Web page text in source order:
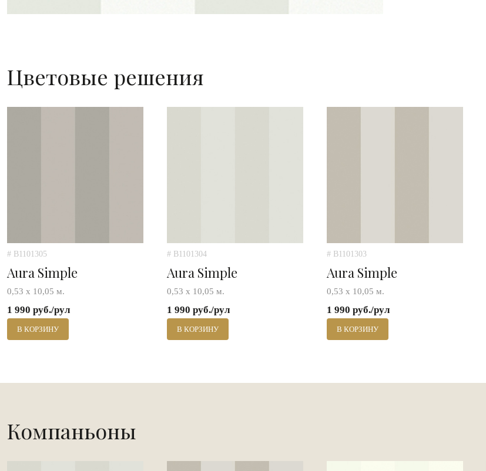
Цветовые решения
# B1101305
Aura Simple
0,53 х 10,05 м.
1 990 руб./рул
В КОРЗИНУ
# B1101304
Aura Simple
0,53 х 10,05 м.
1 990 руб./рул
В КОРЗИНУ
# B1101303
Aura Simple
0,53 х 10,05 м.
1 990 руб./рул
В КОРЗИНУ
Компаньоны